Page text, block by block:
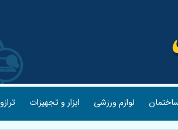
لوازم ورزشی ابزار و تجهیزات ترازو